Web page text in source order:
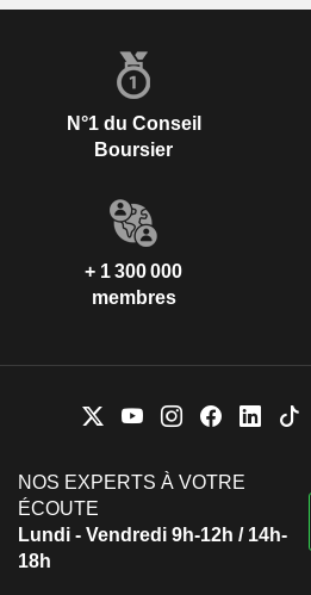
N°1 du Conseil
Boursier
+ 1 300 000
membres
NOS EXPERTS À VOTRE
ÉCOUTE
Lundi - Vendredi 9h-12h / 14h-
18h